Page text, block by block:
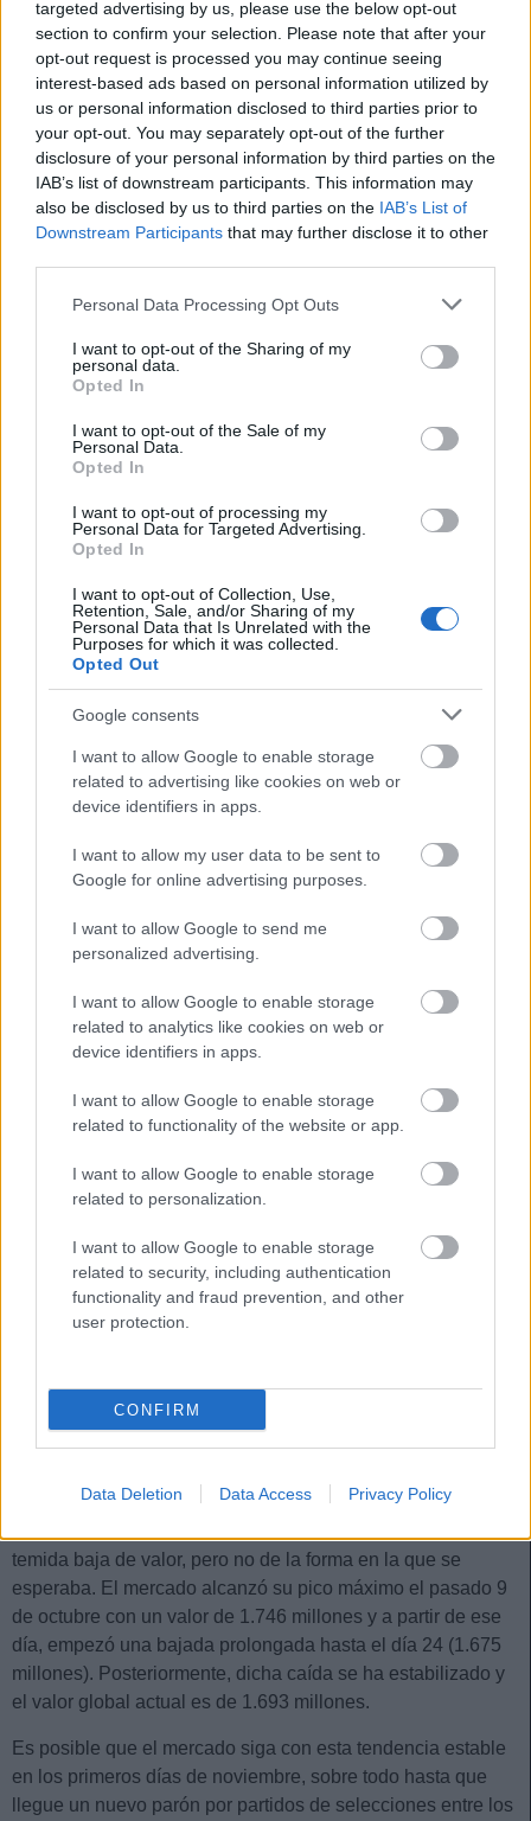
targeted advertising by us, please use the below opt-out
section to confirm your selection. Please note that after your
opt-out request is processed you may continue seeing
interest-based ads based on personal information utilized by
us or personal information disclosed to third parties prior to
your opt-out. You may separately opt-out of the further
disclosure of your personal information by third parties on the
IAB’s list of downstream participants. This information may
also be disclosed by us to third parties on the IAB’s List of
Downstream Participants that may further disclose it to other
Please note that this website/app uses one or more Google
not limited to your visit or usage behaviour. You may click to
grant or deny consent to Google and its third-party tags to
use your data for below specified purposes in below Google
consent section.
Personal Data Processing Opt Outs
I want to opt-out of the Sharing of my
personal data.
Opted In
I want to opt-out of the Sale of my
Personal Data.
Opted In
I want to opt-out of processing my
Personal Data for Targeted Advertising.
Opted In
I want to opt-out of Collection, Use,
Retention, Sale, and/or Sharing of my
Personal Data that Is Unrelated with the
Purposes for which it was collected.
Opted Out
Google consents
I want to allow Google to enable storage
related to advertising like cookies on web or
device identifiers in apps.
I want to allow my user data to be sent to
Google for online advertising purposes.
I want to allow Google to send me
personalized advertising.
I want to allow Google to enable storage
related to analytics like cookies on web or
device identifiers in apps.
I want to allow Google to enable storage
related to functionality of the website or app.
I want to allow Google to enable storage
related to personalization.
I want to allow Google to enable storage
related to security, including authentication
functionality and fraud prevention, and other
user protection.
CONFIRM
Data Deletion Data Access Privacy Policy
Ansu Fati (3,5 millones), Rafa Mir (3,5), Raúl de Tomás (3,2),
Agüero (3,1) y Joao Félix (3) aumentaron su precio en más
de 3 millones en octubre y fueron otros de los grandes
ganadores del mes.
¡A comprar! Cuatro triunfadores de la jornada 12
Estos cuatro futbolistas sumaron 7
o más puntos en la jornada 12 y
pueden revalorizarse en los
próximos días al tener un valor de
millones.
Los jugadores más devaluados de octubre fueron dos
las lesiones: Marcos Llorente y Gerard Moreno. El
centrocampista del Atlético se lesionó tras la disputa de la
cotización ha bajado en un 21,8% con 3,3 millones de
pérdida.
Por su parte, el delantero del Villarreal empezó el mes
lesionado, reapareció en la jornada 9 en la que anotó gol y
actualmente está de baja. Su valor ha bajado en 3,2
millones en octubre.
fue Memphis Depay. El futbolista del Barcelona ha
puntuado bien durante octubre (42 puntos en cinco
partidos), pero su valor era prohibitivo para muchos
managers que no han podido pujar por él. El saldo que da
cubría su coste y, en la actualidad, tampoco. Cuesta 21,1
millones.
Hazard (2,8 millones) y Bale (2,6 millones) fueron otros de
los futbolistas más devaluados del mes.
La última hora de la jornada 12 - Benzema, baja por
Carlo Ancelotti ha decidido dar
descanso a Karim Benzema y el
francés no ha viajado a Elche.
¿Cuál será la evolución del mercado en noviembre?
temida baja de valor, pero no de la forma en la que se
esperaba. El mercado alcanzó su pico máximo el pasado 9
de octubre con un valor de 1.746 millones y a partir de ese
día, empezó una bajada prolongada hasta el día 24 (1.675
millones). Posteriormente, dicha caída se ha estabilizado y
el valor global actual es de 1.693 millones.
Es posible que el mercado siga con esta tendencia estable
en los primeros días de noviembre, sobre todo hasta que
llegue un nuevo parón por partidos de selecciones entre los